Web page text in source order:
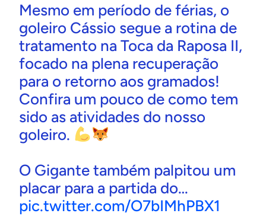
Mesmo em período de férias, o
goleiro Cássio segue a rotina de
tratamento na Toca da Raposa II,
focado na plena recuperação
para o retorno aos gramados!
Confira um pouco de como tem
sido as atividades do nosso
goleiro.
O Gigante também palpitou um
placar para a partida do…
pic.twitter.com/O7bIMhPBX1